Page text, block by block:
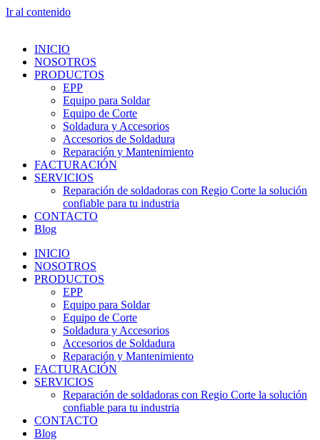
Ir al contenido
INICIO
NOSOTROS
PRODUCTOS
EPP
Equipo para Soldar
Equipo de Corte
Soldadura y Accesorios
Accesorios de Soldadura
Reparación y Mantenimiento
FACTURACIÓN
SERVICIOS
Reparación de soldadoras con Regio Corte la solución
confiable para tu industria
CONTACTO
Blog
INICIO
NOSOTROS
PRODUCTOS
EPP
Equipo para Soldar
Equipo de Corte
Soldadura y Accesorios
Accesorios de Soldadura
Reparación y Mantenimiento
FACTURACIÓN
SERVICIOS
Reparación de soldadoras con Regio Corte la solución
confiable para tu industria
CONTACTO
Blog